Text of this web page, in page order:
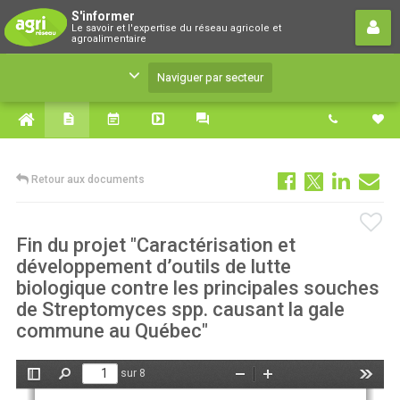
S'informer
Le savoir et l'expertise du réseau agricole et
agroalimentaire
Le savoir et l'expertise du réseau agricole et
agroalimentaire
Naviguer par secteur
Retour aux documents
Fin du projet "Caractérisation et
développement d’outils de lutte
biologique contre les principales souches
de Streptomyces spp. causant la gale
commune au Québec"
Afficher/Masquer
Rechercher
sur 8
Outils
ZoomZoom